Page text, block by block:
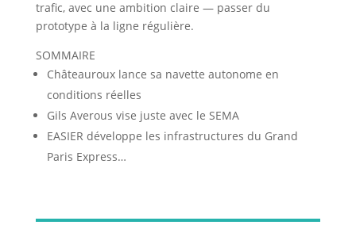
trafic, avec une ambition claire — passer du
prototype à la ligne régulière.
SOMMAIRE
Châteauroux lance sa navette autonome en
conditions réelles
Gils Averous vise juste avec le SEMA
EASIER développe les infrastructures du Grand
Paris Express…